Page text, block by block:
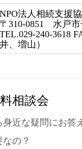
NPO法人相続支援
〒310-0851 水戸市
TEL.029-240-3618
井、増山）
相談会
近な疑問にお答
の？